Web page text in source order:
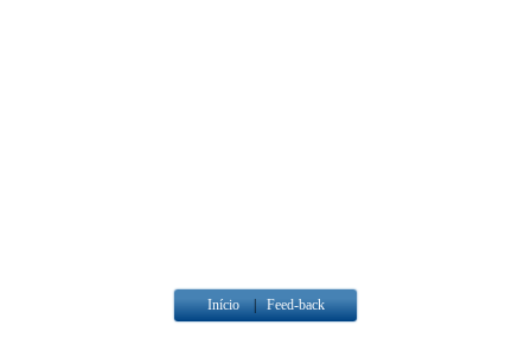
Início|Feed-back